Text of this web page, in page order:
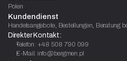
Polen
Kundendienst
Handelsangebote, Bestellungen, Beratung
Direkter Kontakt:
Telefon: +48 508 790 099
E-Mail: info@bergmen.pl